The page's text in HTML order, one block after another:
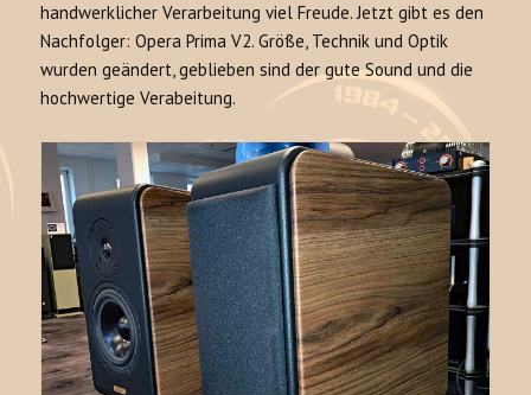
handwerklicher Verarbeitung viel Freude. Jetzt gibt es den
Nachfolger: Opera Prima V2. Größe, Technik und Optik
wurden geändert, geblieben sind der gute Sound und die
hochwertige Verabeitung.